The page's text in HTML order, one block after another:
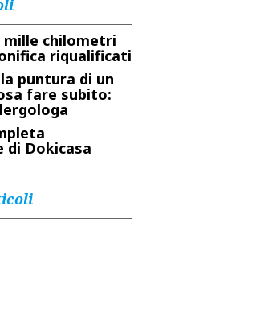
mille chilometri
riqualificati
puntura di un
fare subito:
di Dokicasa